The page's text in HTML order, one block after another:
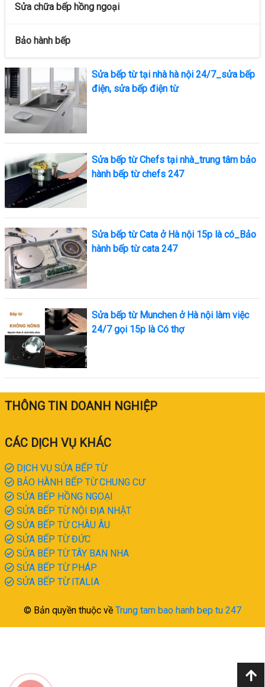
Sửa chữa bếp hồng ngoại
Bảo hành bếp
Sửa bếp từ tại nhà hà nội 24/7_sửa bếp
điện, sửa bếp điện từ
Sửa bếp từ Chefs tại nhà_trung tâm bảo
hành bếp từ chefs 247
Sửa bếp từ Cata ở Hà nội 15p là có_Bảo
hành bếp từ cata 247
Sửa bếp từ Munchen ở Hà nội làm việc
24/7 gọi 15p là Có thợ
THÔNG TIN DOANH NGHIỆP
CÁC DỊCH VỤ KHÁC
DỊCH VỤ SỬA BẾP TỪ
BẢO HÀNH BẾP TỪ CHUNG CƯ
SỬA BẾP HỒNG NGOẠI
SỬA BẾP TỪ NỘI ĐỊA NHẬT
SỬA BẾP TỪ CHÂU ÂU
SỬA BẾP TỪ ĐỨC
SỬA BẾP TỪ TÂY BAN NHA
SỬA BẾP TỪ PHÁP
SỬA BẾP TỪ ITALIA
© Bản quyền thuộc về Trung tam bao hanh bep tu 247